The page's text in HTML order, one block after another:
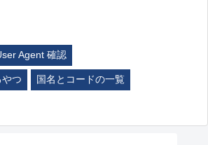
Agent 確認
つ 国名とコードの一覧